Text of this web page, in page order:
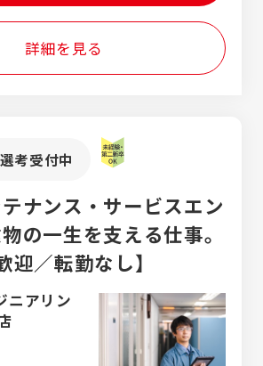
る媒体を扱います。 ニーズに応じて
と一緒に採用戦略を立てられるのは仕
ひとつ。 ≪自分でスケジュール
強みを活かせる営業環境≫ 当社は
分野を活かして営業活動を行うことが
を担当≫ 1社1
は顧客に価値を返すことを大切にし
短期で担当変更することはほとんど
ん。末永くお客様を担当する中で信
構築し、取引深耕を行っていただき
詳細を見る
考受付中
ナンス・サービスエン
の一生を支える仕事。
迎／転勤なし】
ニアリン